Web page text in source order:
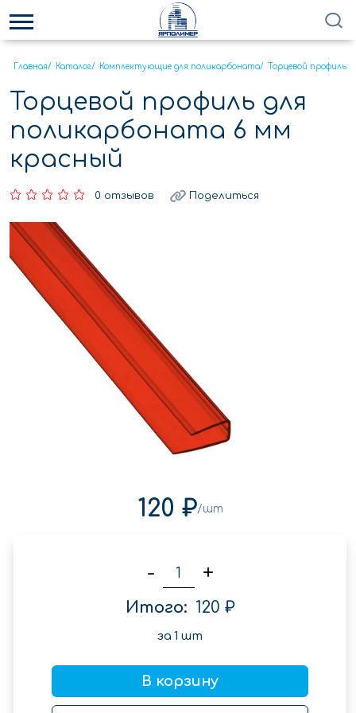
Главная/ Каталог/ Комплектующие для поликарбоната/ Торцевой профиль
Торцевой профиль для
поликарбоната 6 мм
красный
0 отзывов Поделиться
120 ₽/шт
- +
Итого: 120 ₽
за 1 шт
В корзину